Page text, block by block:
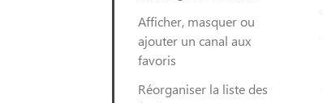
Afficher, masquer ou
ajouter un canal aux
favoris
Réorganiser la liste des